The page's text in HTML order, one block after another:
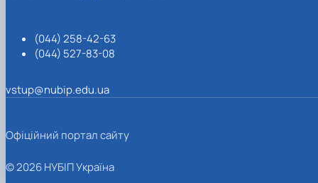
(044) 258-42-63
(044) 527-83-08
vstup@nubip.edu.ua
Офіційний портал сайту
© 2026 НУБІП Україна